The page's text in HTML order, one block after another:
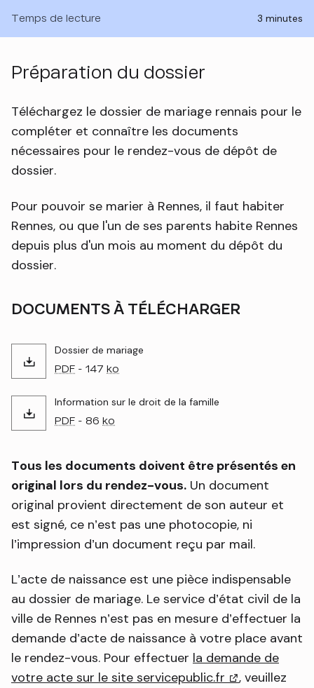
Temps de lecture 3 minutes
Préparation du dossier
Téléchargez le dossier de mariage rennais pour le
compléter et connaître les documents
nécessaires pour le rendez-vous de dépôt de
dossier.
Pour pouvoir se marier à Rennes, il faut habiter
Rennes, ou que l'un de ses parents habite Rennes
depuis plus d'un mois au moment du dépôt du
dossier.
DOCUMENTS À TÉLÉCHARGER
Dossier de mariage
PDF - 147 ko
Information sur le droit de la famille
PDF - 86 ko
Tous les documents doivent être présentés en
original lors du rendez-vous. Un document
original provient directement de son auteur et
est signé, ce n’est pas une photocopie, ni
l’impression d’un document reçu par mail.
L’acte de naissance est une pièce indispensable
au dossier de mariage. Le service d’état civil de la
ville de Rennes n’est pas en mesure d’effectuer la
demande d’acte de naissance à votre place avant
le rendez-vous. Pour effectuer la demande de
votre acte sur le site servicepublic.fr (lien externe)
, veuillez